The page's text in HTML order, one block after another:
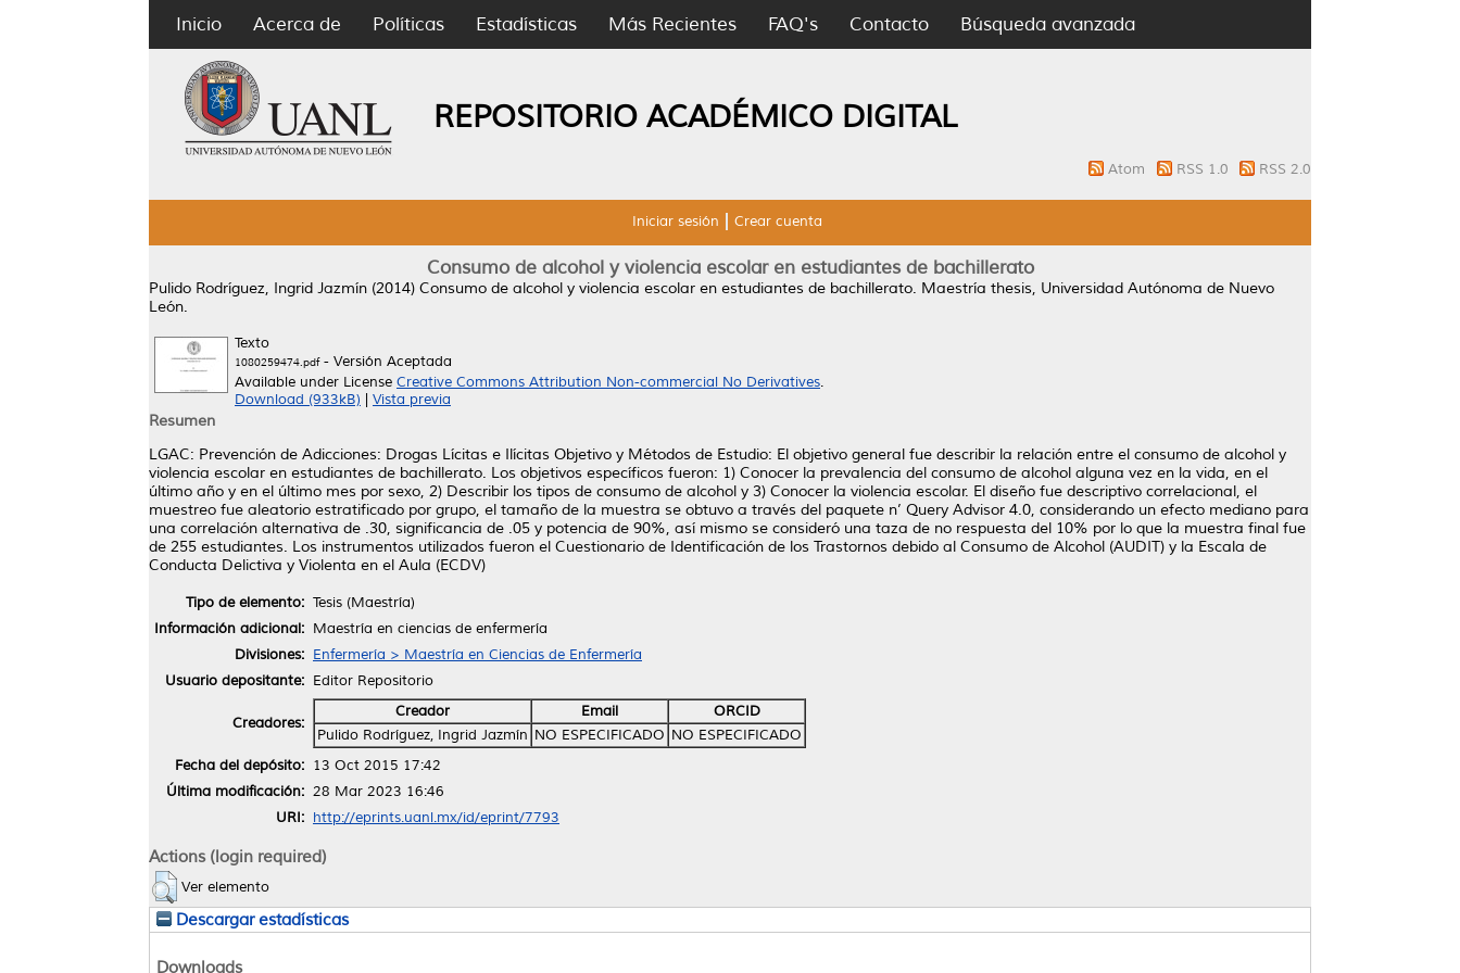
Inicio Acerca de Políticas Estadísticas Más Recientes FAQ's Contacto Búsqueda avanzada
REPOSITORIO ACADÉMICO DIGITAL
Atom RSS 1.0 RSS 2.0
Iniciar sesión Crear cuenta
Consumo de alcohol y violencia escolar en estudiantes de bachillerato
Pulido Rodríguez, Ingrid Jazmín (2014) Consumo de alcohol y violencia escolar en estudiantes de bachillerato. Maestría thesis, Universidad Autónoma de Nuevo
León.
Texto
1080259474.pdf- Versión Aceptada
Available under License Creative Commons Attribution Non-commercial No Derivatives.
Download (933kB)
Vista previa
Resumen
LGAC: Prevención de Adicciones: Drogas Lícitas e Ilícitas Objetivo y Métodos de Estudio: El objetivo general fue describir la relación entre el consumo de alcohol y
violencia escolar en estudiantes de bachillerato. Los objetivos específicos fueron: 1) Conocer la prevalencia del consumo de alcohol alguna vez en la vida, en el
último año y en el último mes por sexo, 2) Describir los tipos de consumo de alcohol y 3) Conocer la violencia escolar. El diseño fue descriptivo correlacional, el
muestreo fue aleatorio estratificado por grupo, el tamaño de la muestra se obtuvo a través del paquete n’ Query Advisor 4.0, considerando un efecto mediano para
una correlación alternativa de .30, significancia de .05 y potencia de 90%, así mismo se consideró una taza de no respuesta del 10% por lo que la muestra final fue
de 255 estudiantes. Los instrumentos utilizados fueron el Cuestionario de Identificación de los Trastornos debido al Consumo de Alcohol (AUDIT) y la Escala de
Conducta Delictiva y Violenta en el Aula (ECDV)
Tipo de elemento: Tesis (Maestría)
Información adicional: Maestría en ciencias de enfermería
Divisiones: Enfermería > Maestría en Ciencias de Enfermería
Usuario depositante: Editor Repositorio
Creadores:
Creador Email
ORCID
Pulido Rodríguez, Ingrid Jazmín NO ESPECIFICADO NO ESPECIFICADO
Fecha del depósito: 13 Oct 2015 17:42
Última modificación: 28 Mar 2023 16:46
URI: http://eprints.uanl.mx/id/eprint/7793
Actions (login required)
Ver elemento
Descargar estadísticas
Downloads